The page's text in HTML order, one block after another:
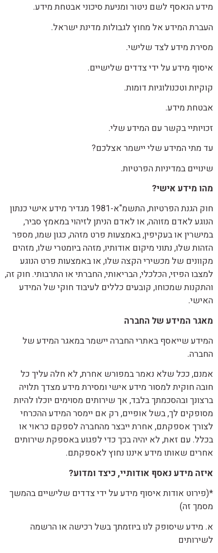
מידע הנאסף לשם ניטור ומניעת סיכוני אבטחת מידע.
העברת המידע אל מחוץ לגבולות מדינת ישראל.
מסירת מידע לצד שלישי.
איסוף מידע על ידי צדדים שלישיים.
קוקיות וטכנולוגיות דומות.
אבטחת מידע.
זכויותיי בקשר עם המידע שלי.
עד מתי המידע שלי יישמר אצלכם?
שינויים במדיניות הפרטיות.
מהו מידע אישי?
חוק הגנת הפרטיות, התשמ"א-1981 מגדיר מידע אישי כנתון
הנוגע לאדם מזוהה, או לאדם הניתן לזיהוי במאמץ סביר,
במישרין או בעקיפין, באמצעות פרט מזהה, כגון שמו, מספר
הזהות שלו, נתוני מיקום אודותיו, מזהה ביומטרי שלו, מזהים
מקוונים של מכשירי הקצה שלו, או באמצעות פרט הנוגע
למצבו הפיזי, הכלכלי, הבריאותי, החברתי או התרבותי. חוק זה,
והתקנות שמכוחו, קובעים כללים לעיבוד חוקי של המידע
האישי.
מאגר המידע של החברה
המידע שייאסף באתרי החברה יישמר במאגר המידע של
החברה.
אמנם, ככל שלא נאמר במפורש אחרת, לא חלה עליך כל
חובה חוקית למסור מידע אישי ומסירת מידע מצדך תלויה
ברצונך ובהסכמתך בלבד, אך שירותים מסוימים יוכלו להיות
מסופקים לך, בשל אופיים, רק אם יימסר המידע ההכרחי
לצורך אספקתם, אחרת ייבצר מהחברה לספקם כראוי או
בכלל. עם זאת, לא יהיה בכך כדי לפגוע באספקת שירותים
אחרים שאותו מידע איננו נחוץ לאספקתם.
איזה מידע נאסף אודותיי, כיצד ומדוע?
*(פירוט אודות איסוף מידע על ידי צדדים שלישיים בהמשך
מסמך זה)
א. מידע שיסופק לנו ביוזמתך בשל רכישה או הרשמה
לשירותים